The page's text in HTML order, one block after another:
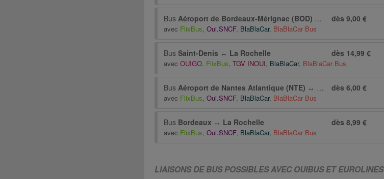
Bus Aéroport de Bordeaux-Mérignac (BOD) La Rochelle
dès 9,00 €
avec FlixBus, Oui.SNCF, BlaBlaCar, BlaBlaCar Bus
Bus Saint-Denis ↔ La Rochelle dès 14,99 €
avec OUIGO, FlixBus, TGV INOUI, BlaBlaCar, BlaBlaCar Bus
Bus Aéroport de Nantes Atlantique (NTE) ↔ La Rochelle
dès 6,00 €
avec FlixBus, Oui.SNCF, BlaBlaCar, BlaBlaCar Bus
Bus Bordeaux ↔ La Rochelle dès 8,99 €
avec FlixBus, Oui.SNCF, BlaBlaCar, BlaBlaCar Bus
LIAISONS DE BUS POSSIBLES AVEC OUIBUS ET EUROLINES